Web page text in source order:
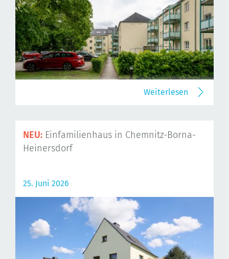
Weiterlesen
NEU: Einfamilienhaus in Chemnitz-Borna-
Heinersdorf
25. Juni 2026